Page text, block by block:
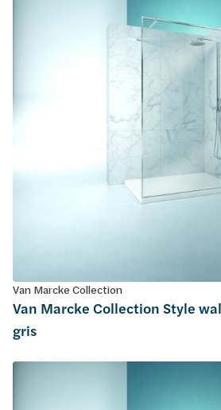
Van Marcke Collection
Van Marcke Collection Style
gris